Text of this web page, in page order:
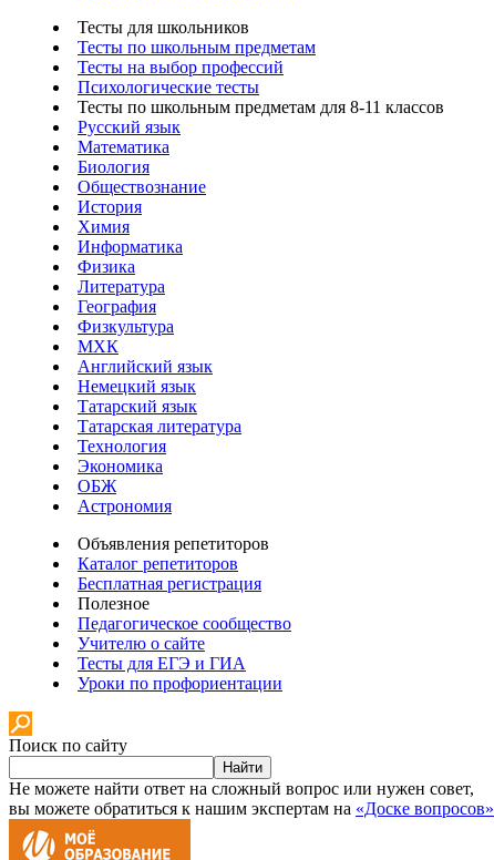
Тесты для школьников
Тесты по школьным предметам
Тесты на выбор профессий
Психологические тесты
Тесты по школьным предметам для 8-11 классов
Русский язык
Математика
Биология
Обществознание
История
Химия
Информатика
Физика
Литература
География
Физкультура
МХК
Английский язык
Немецкий язык
Татарский язык
Татарская литература
Технология
Экономика
ОБЖ
Астрономия
Объявления репетиторов
Каталог репетиторов
Бесплатная регистрация
Полезное
Педагогическое сообщество
Учителю о сайте
Тесты для ЕГЭ и ГИА
Уроки по профориентации
Поиск по сайту
Найти
Не можете найти ответ на сложный вопрос или нужен совет,
вы можете обратиться к нашим экспертам на «Доске вопросов»